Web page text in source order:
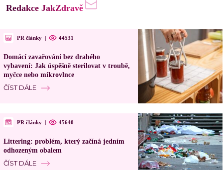
Redakce JakZdravě
PR články | 44531
Domácí zavařování bez drahého
vybavení: Jak úspěšně sterilovat v troubě,
myčce nebo mikrovlnce
ČÍST DÁLE
PR články | 45640
Littering: problém, který začíná jedním
odhozeným obalem
ČÍST DÁLE